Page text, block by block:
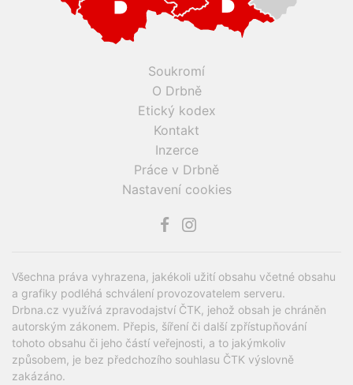
Soukromí
O Drbně
Etický kodex
Kontakt
Inzerce
Práce v Drbně
Nastavení cookies
Všechna práva vyhrazena, jakékoli užití obsahu včetné obsahu
a grafiky podléhá schválení provozovatelem serveru.
Drbna.cz využívá zpravodajství ČTK, jehož obsah je chráněn
autorským zákonem. Přepis, šíření či další zpřístupňování
tohoto obsahu či jeho částí veřejnosti, a to jakýmkoliv
způsobem, je bez předchozího souhlasu ČTK výslovně
zakázáno.